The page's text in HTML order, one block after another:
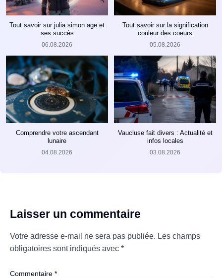
Tout savoir sur julia simon age et
ses succès
06.08.2026
Tout savoir sur la signification
couleur des coeurs
05.08.2026
Comprendre votre ascendant
lunaire
04.08.2026
Vaucluse fait divers : Actualité et
infos locales
03.08.2026
Laisser un commentaire
Votre adresse e-mail ne sera pas publiée. Les champs
obligatoires sont indiqués avec *
Commentaire *